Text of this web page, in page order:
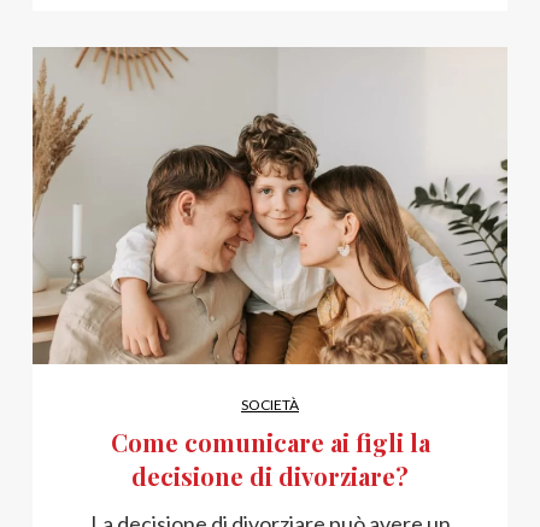
SOCIETÀ
Come comunicare ai figli la
decisione di divorziare?